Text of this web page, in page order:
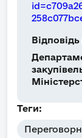
Теги: